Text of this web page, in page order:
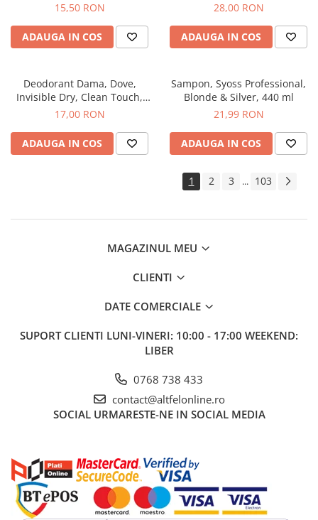
Igiena Intima
Absorbante Zilnice
Lotiuni si Geluri Intime
Scutece pentru Adulti
Servetele Intime
Sampon
Vopsea de Par
Ingrijirea Tenului
Creme de Fata
Demachiere
Manichiura si Pedichiura
15,50 RON
ADAUGA IN COS
28,00 RON
ADAUGA IN COS
Deodorant Dama, Dove,
Invisible Dry, Clean Touch,
Spray, 150 ml
17,00 RON
ADAUGA IN COS
Sampon, Syoss Professional,
Blonde & Silver, 440 ml
21,99 RON
ADAUGA IN COS
1 2 3 ... 103
MAGAZINUL MEU
CLIENTI
DATE COMERCIALE
SUPORT CLIENTI LUNI-VINERI: 10:00 - 17:00 WEEKEND:
LIBER
0768 738 433
contact@altfelonline.ro
SOCIAL URMARESTE-NE IN SOCIAL MEDIA